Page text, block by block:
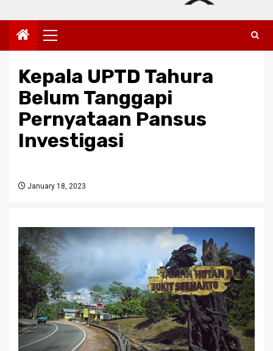
Primary
Menu
Kepala UPTD Tahura
Belum Tanggapi
Pernyataan Pansus
Investigasi
January 18, 2023